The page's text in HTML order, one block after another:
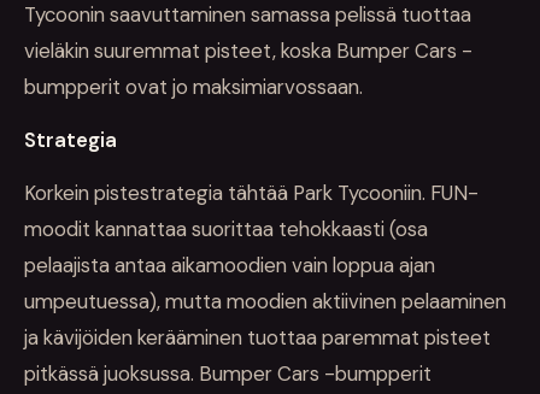
Tycoonin saavuttaminen samassa pelissä tuottaa
vieläkin suuremmat pisteet, koska Bumper Cars -
bumpperit ovat jo maksimiarvossaan.
Strategia
Korkein pistestrategia tähtää Park Tycooniin. FUN-
moodit kannattaa suorittaa tehokkaasti (osa
pelaajista antaa aikamoodien vain loppua ajan
umpeutuessa), mutta moodien aktiivinen pelaaminen
ja kävijöiden kerääminen tuottaa paremmat pisteet
pitkässä juoksussa. Bumper Cars -bumpperit